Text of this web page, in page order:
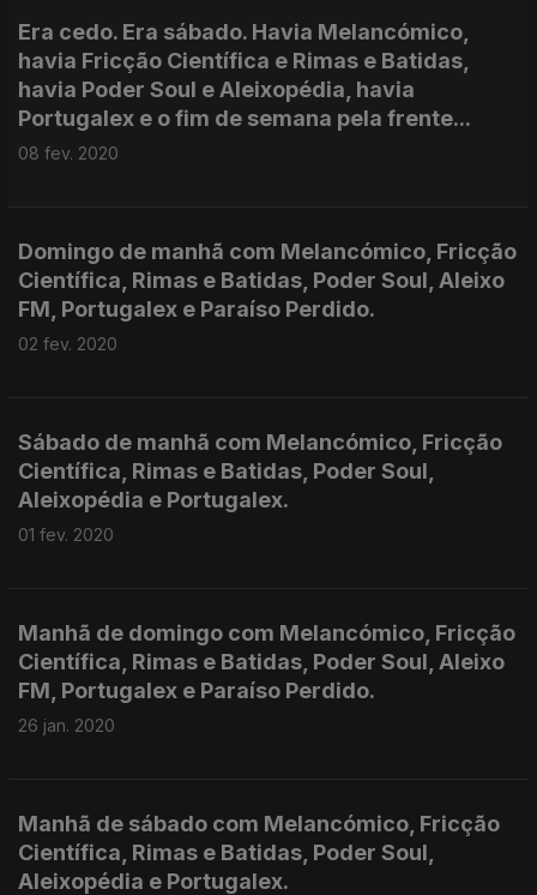
Era cedo. Era sábado. Havia Melancómico,
havia Fricção Científica e Rimas e Batidas,
havia Poder Soul e Aleixopédia, havia
Portugalex e o fim de semana pela frente...
08 fev. 2020
Domingo de manhã com Melancómico, Fricção
Científica, Rimas e Batidas, Poder Soul, Aleixo
FM, Portugalex e Paraíso Perdido.
02 fev. 2020
Sábado de manhã com Melancómico, Fricção
Científica, Rimas e Batidas, Poder Soul,
Aleixopédia e Portugalex.
01 fev. 2020
Manhã de domingo com Melancómico, Fricção
Científica, Rimas e Batidas, Poder Soul, Aleixo
FM, Portugalex e Paraíso Perdido.
26 jan. 2020
Manhã de sábado com Melancómico, Fricção
Científica, Rimas e Batidas, Poder Soul,
Aleixopédia e Portugalex.